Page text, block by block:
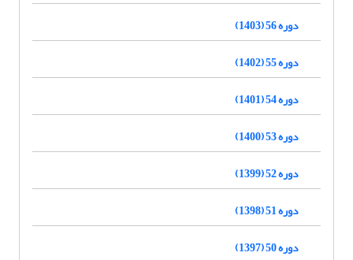
دوره 56 (1403)
دوره 55 (1402)
دوره 54 (1401)
دوره 53 (1400)
دوره 52 (1399)
دوره 51 (1398)
دوره 50 (1397)